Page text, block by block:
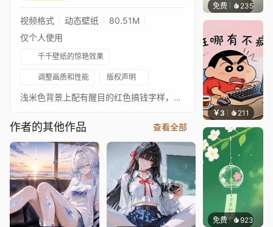
视频格式 动态壁纸
80.51M
仅个人使用
千千壁纸的惊艳效果
调整画质和性能 版权声明
浅米色背景上配有醒目的红色搞钱字样，左侧卡通孩童举着金元宝，整体带着轻松的发财祝福，风格有趣讨喜。
作者的其他作品 查看全部
免费 235渔小小
￥3 211 渔小小
免费 923好看